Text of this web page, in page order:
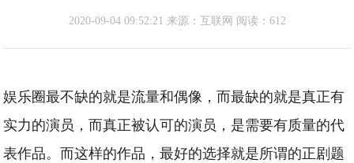
2020-09-04 09:52:21 来源：互联网 阅读：612
娱乐圈最不缺的就是流量和偶像，而最缺的就是真正有
实力的演员，而真正被认可的演员，是需要有质量的代
表作品。而这样的作品，最好的选择就是所谓的正剧题